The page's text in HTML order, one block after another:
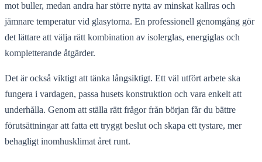
mot buller, medan andra har större nytta av minskat kallras och
jämnare temperatur vid glasytorna. En professionell genomgång gör
det lättare att välja rätt kombination av isolerglas, energiglas och
kompletterande åtgärder.
Det är också viktigt att tänka långsiktigt. Ett väl utfört arbete ska
fungera i vardagen, passa husets konstruktion och vara enkelt att
underhålla. Genom att ställa rätt frågor från början får du bättre
förutsättningar att fatta ett tryggt beslut och skapa ett tystare, mer
behagligt inomhusklimat året runt.